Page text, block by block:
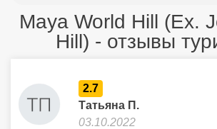
Maya World Hill (Ex.
Hill) - отзывы
2.7
Татьяна П.
03.10.2022